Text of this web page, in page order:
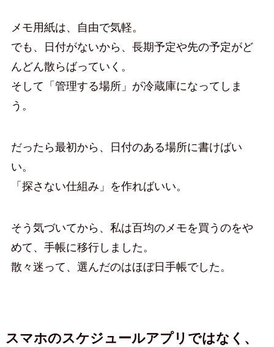
メモ用紙は、自由で気軽。
でも、日付がないから、長期予定や先の予定がど
んどん散らばっていく。
そして「管理する場所」が冷蔵庫になってしま
う。
だったら最初から、日付のある場所に書けばい
い。
「探さない仕組み」を作ればいい。
そう気づいてから、私は百均のメモを買うのをや
めて、手帳に移行しました。
散々迷って、選んだのはほぼ日手帳でした。
スマホのスケジュールアプリではなく、